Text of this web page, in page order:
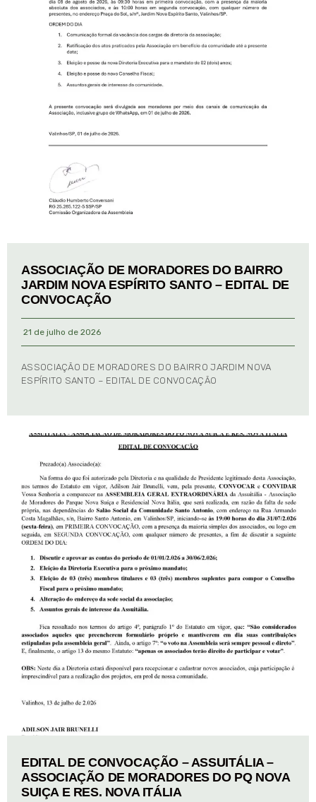
ASSOCIAÇÃO DE MORADORES DO BAIRRO
JARDIM NOVA ESPÍRITO SANTO – EDITAL DE
CONVOCAÇÃO
21 de julho de 2026
ASSOCIAÇÃO DE MORADORES DO BAIRRO JARDIM NOVA
ESPÍRITO SANTO – EDITAL DE CONVOCAÇÃO
EDITAL DE CONVOCAÇÃO – ASSUITÁLIA –
ASSOCIAÇÃO DE MORADORES DO PQ NOVA
SUIÇA E RES. NOVA ITÁLIA